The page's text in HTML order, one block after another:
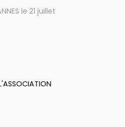
le 21 juillet